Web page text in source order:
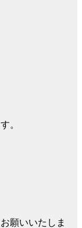
。
願いいたしま